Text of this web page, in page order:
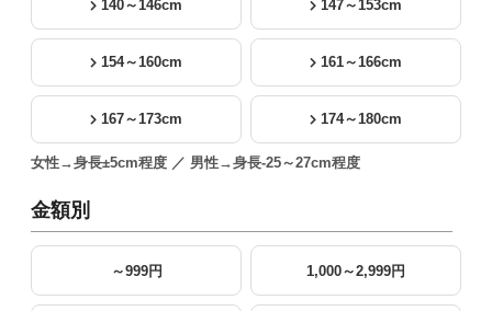
140～146cm 147～153cm
154～160cm 161～166cm
167～173cm 174～180cm
女性→身長±5cm程度 ／ 男性→身長-25～27cm程度
金額別
～999円 1,000～2,999円